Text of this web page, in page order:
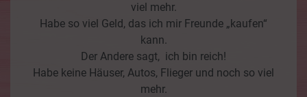
viel mehr.
Habe so viel Geld, das ich mir Freunde „kaufen“
kann.
Der Andere sagt, ich bin reich!
Habe keine Häuser, Autos, Flieger und noch so viel
mehr.